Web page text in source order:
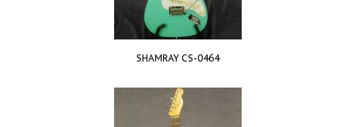
SHAMRAY CS-0464